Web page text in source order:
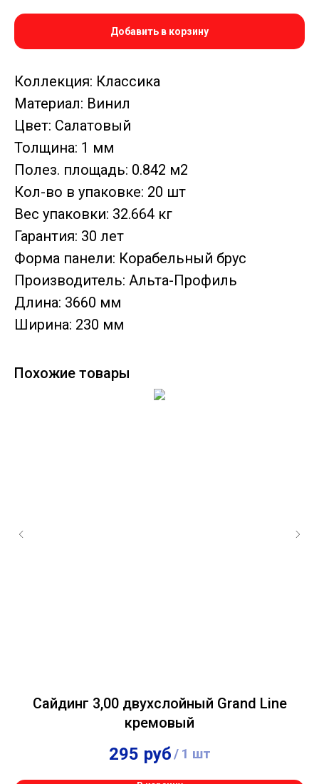
Добавить в корзину
Коллекция: Классика
Материал: Винил
Цвет: Салатовый
Толщина: 1 мм
Полез. площадь: 0.842 м2
Кол-во в упаковке: 20 шт
Вес упаковки: 32.664 кг
Гарантия: 30 лет
Форма панели: Корабельный брус
Производитель: Альта-Профиль
Длина: 3660 мм
Ширина: 230 мм
Похожие товары
Сайдинг 3,00 двухслойный Grand Line
кремовый
295 руб/ 1 шт